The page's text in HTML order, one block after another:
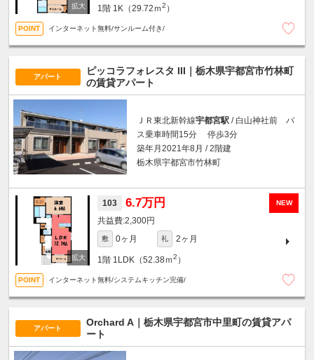
1階 1K（29.72ｍ2 ）
インターネット無料/サンルーム付き/
アパート
ピッコラフォレスタ III｜栃木県宇都宮市竹林町
の賃貸アパート
ＪＲ東北新幹線宇都宮駅 / 白山神社前 バ
ス乗車時間15分 停歩3分
築年月2021年8月 / 2階建
栃木県宇都宮市竹林町
NEW
103 6.7万円
2,300円
敷 0ヶ月 礼 2ヶ月
1階 1LDK（52.38ｍ2 ）
インターネット無料/システムキッチン完備/
アパート
Orchard A｜栃木県宇都宮市中里町の賃貸アパ
ート